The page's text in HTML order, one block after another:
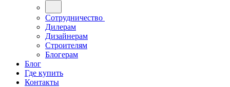
Сотрудничество
Дилерам
Дизайнерам
Строителям
Блогерам
Блог
Где купить
Контакты